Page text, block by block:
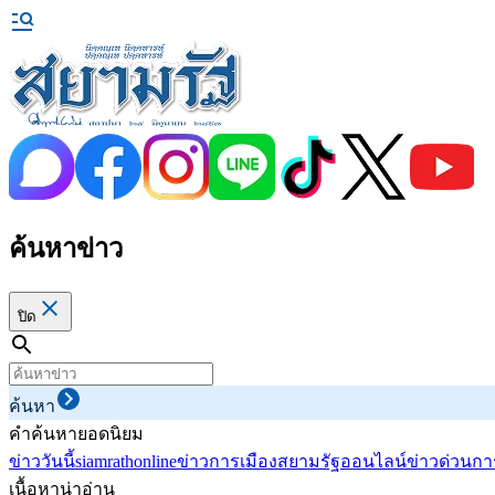
ค้นหาข่าว
ปิด
ค้นหา
คำค้นหายอดนิยม
ข่าววันนี้siamrathonlineข่าวการเมืองสยามรัฐออนไลน์ข่าวด่วนก
เนื้อหาน่าอ่าน